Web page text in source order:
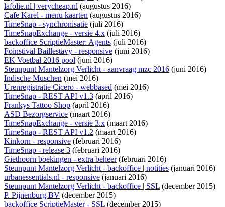
lafolie.nl | verycheap.nl (augustus 2016)
Cafe Karel - menu kaarten (augustus 2016)
TimeSnap - synchronisatie (juli 2016)
TimeSnapExchange - versie 4.x (juli 2016)
backoffice ScriptieMaster: Agents (juli 2016)
Foinstival Baillestavy - responsive (juni 2016)
EK Voetbal 2016 pool (juni 2016)
Steunpunt Mantelzorg Verlicht - aanvraag mzc 2016 (juni 2016)
Indische Muschen (mei 2016)
Urenregistratie Cicero - webbased (mei 2016)
TimeSnap - REST API v1.3 (april 2016)
Frankys Tattoo Shop (april 2016)
ASD Bezorgservice (maart 2016)
TimeSnapExchange - versie 3.x (maart 2016)
TimeSnap - REST API v1.2 (maart 2016)
Kinkorn - responsive (februari 2016)
TimeSnap - release 3 (februari 2016)
Giethoorn boekingen - extra beheer(februari 2016)
Steunpunt Mantelzorg Verlicht - backoffice | notities (januari 2016)
urbanessentials.nl - responsive (januari 2016)
Steunpunt Mantelzorg Verlicht - backoffice | SSL (december 2015)
P. Pijnenburg BV (december 2015)
backoffice ScriptieMaster - SSL (december 2015)